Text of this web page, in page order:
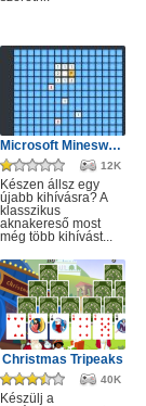
Microsoft Minesweeper
12K
Készen állsz egy
újabb kihívásra? A
klasszikus
aknakereső most
még több kihívást...
Christmas Tripeaks
40K
Készülj a